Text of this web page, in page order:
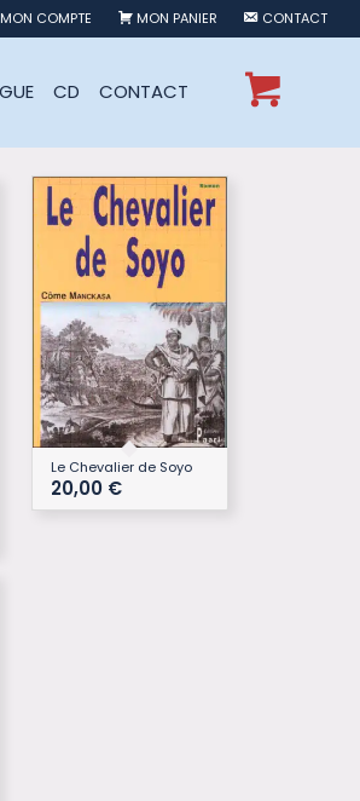
MON COMPTE MON PANIER CONTACT
CD CONTACT
Le Chevalier de Soyo
20,00 €